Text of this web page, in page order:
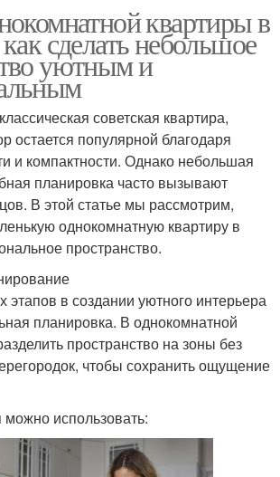
квартиры в
сделать небольшое
уютным и
советская квартира,
остается популярной благодаря
и компактности. Однако небольшая
планировка часто вызывают
В этой статье мы рассмотрим,
однокомнатную квартиру в
пространство.
в создании уютного интерьера
планировка. В однокомнатной
пространство на зоны без
чтобы сохранить ощущение
использовать: